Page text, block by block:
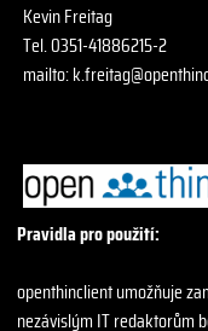
Kevin Freitag
Tel. 0351-41886215-2
mailto:
Pravidla pro použití:
openthinclient umožňuje
nezávislým IT redaktorům